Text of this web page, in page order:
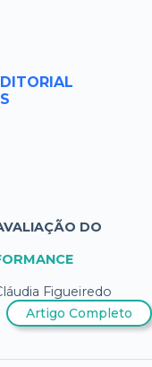
DO
Figueiredo
Artigo Completo